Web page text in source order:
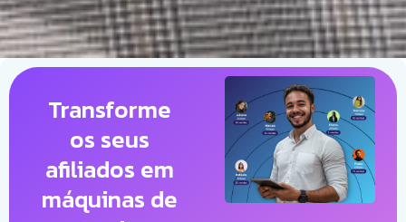
Transforme
os seus
afiliados em
máquinas de